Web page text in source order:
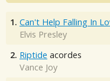
1. Can't Help Falling In
Elvis Presley
2. Riptide acordes
Vance Joy